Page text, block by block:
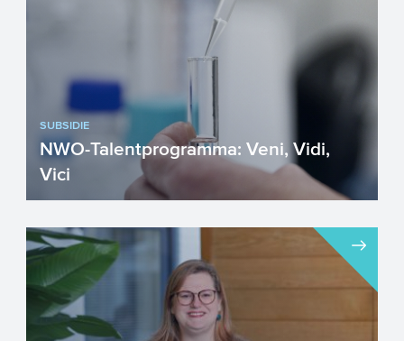
SUBSIDIE
NWO-Talentprogramma: Veni, Vidi,
Vici
Het NWO-Talentprogramma bestaat uit
drie financieringsvormen voor talentvolle,
creatieve onderzoeker...